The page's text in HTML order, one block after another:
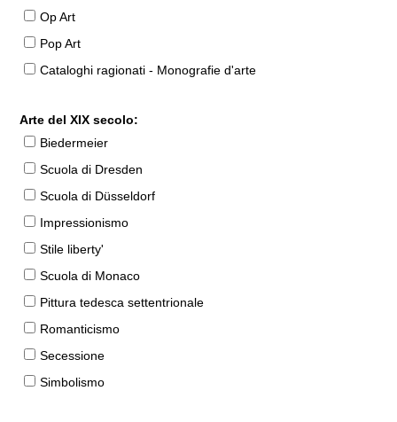
Op Art
Pop Art
Cataloghi ragionati - Monografie d'arte
Arte del XIX secolo:
Biedermeier
Scuola di Dresden
Scuola di Düsseldorf
Impressionismo
Stile liberty'
Scuola di Monaco
Pittura tedesca settentrionale
Romanticismo
Secessione
Simbolismo